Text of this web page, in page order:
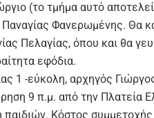
(το τμήμα αυτό
Φανερωμένης. Θα
Πελαγίας, όπου και θα
εφόδια.
1 -εύκολη, αρχηγός
9 π.μ. από την Πλατεία
Κόστος